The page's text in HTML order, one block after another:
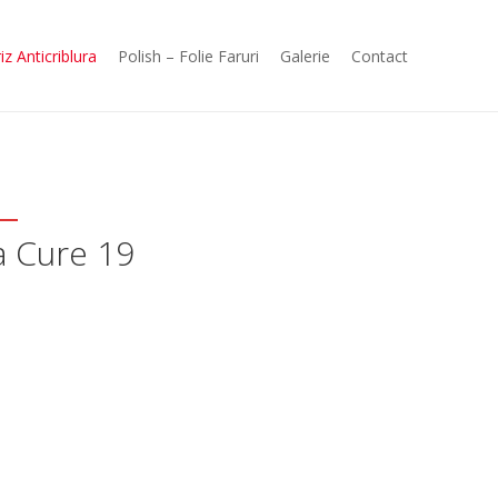
Anticriblura Polish – Folie Faruri Galerie Contact
Cure 19